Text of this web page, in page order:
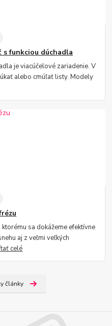
s funkciou dúchadla
je viacúčelové zariadenie. V
alebo cmúľať listy. Modely
sa dokážeme efektívne
aj z veľmi veľkých
celé
články